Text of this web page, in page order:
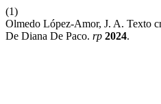
(1)
Olmedo López-Amor, J. A. Texto
De Diana De Paco. rp 2024.